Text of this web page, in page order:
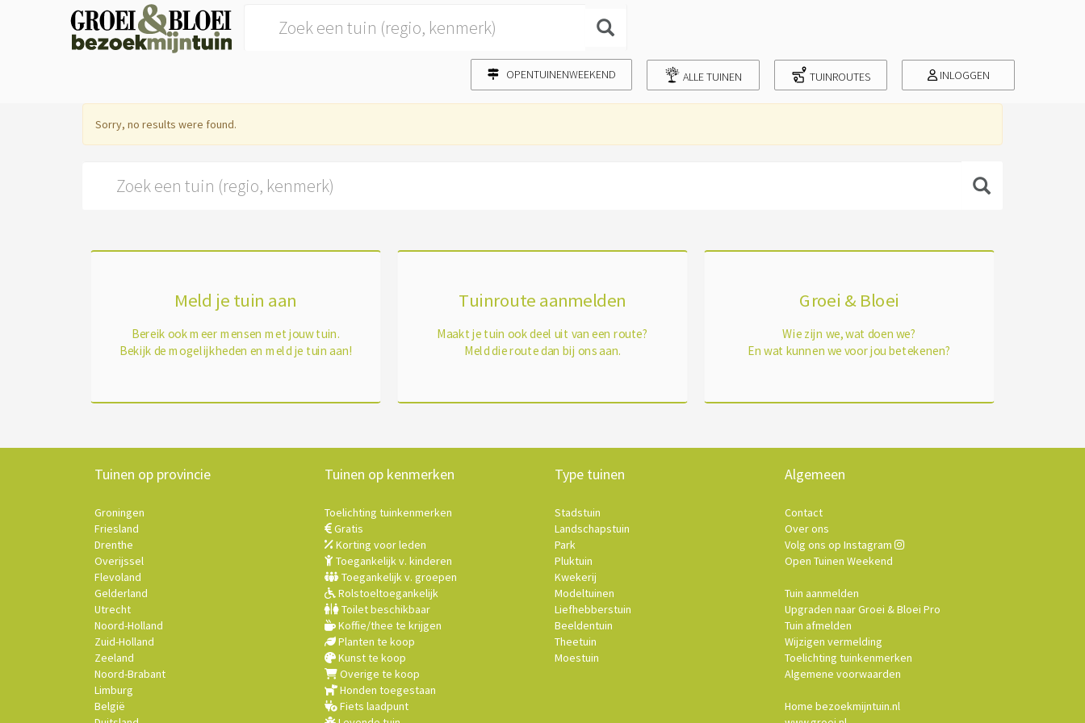
OPENTUINENWEEKEND ALLE TUINEN TUINROUTES INLOGGEN
Sorry, no results were found.
Meld je tuin aan
Bereik ook meer mensen met jouw tuin.
Bekijk de mogelijkheden en meld je tuin aan!
Tuinroute aanmelden
Maakt je tuin ook deel uit van een route?
Meld die route dan bij ons aan.
Groei & Bloei
Wie zijn we, wat doen we?
En wat kunnen we voor jou betekenen?
Tuinen op provincie
Groningen
Friesland
Drenthe
Overijssel
Flevoland
Gelderland
Utrecht
Noord-Holland
Zuid-Holland
Zeeland
Noord-Brabant
Limburg
België
Tuinen op kenmerken
Toelichting tuinkenmerken
Gratis
Korting voor leden
Toegankelijk v. kinderen
Toegankelijk v. groepen
Rolstoeltoegankelijk
Toilet beschikbaar
Koffie/thee te krijgen
Planten te koop
Kunst te koop
Overige te koop
Honden toegestaan
Fiets laadpunt
Type tuinen
Stadstuin
Landschapstuin
Park
Pluktuin
Kwekerij
Modeltuinen
Liefhebberstuin
Beeldentuin
Theetuin
Moestuin
Algemeen
Contact
Over ons
Volg ons op Instagram
Open Tuinen Weekend
Tuin aanmelden
Upgraden naar Groei & Bloei Pro
Tuin afmelden
Wijzigen vermelding
Toelichting tuinkenmerken
Algemene voorwaarden
Home bezoekmijntuin.nl